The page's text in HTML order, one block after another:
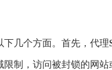
下几个方面。首先，代理
限制，访问被封锁的网